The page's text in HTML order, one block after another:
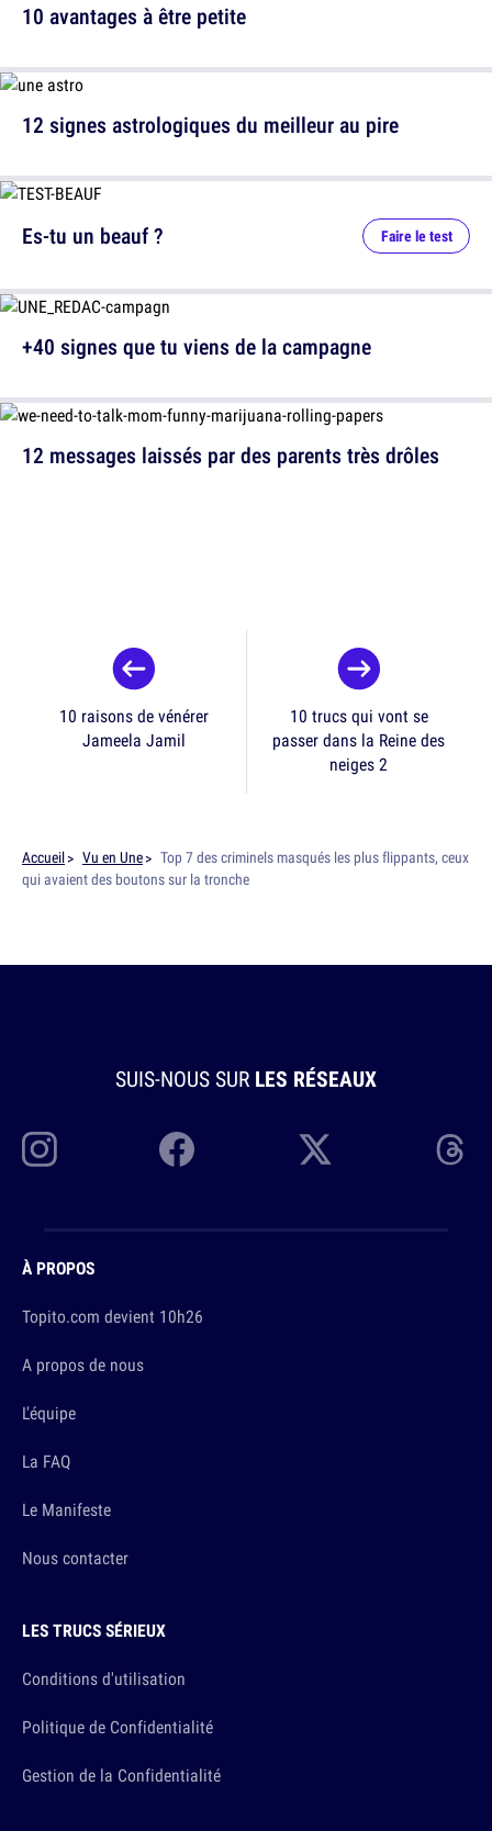
10 avantages à être petite
12 signes astrologiques du meilleur au pire
12 messages laissés par des parents très drôles
Es-tu un beauf ? Faire le test
+40 signes que tu viens de la campagne
10 raisons de vénérer
Jameela Jamil
10 trucs qui vont se
passer dans la Reine des
neiges 2
Accueil Vu en Une
Top 7 des criminels masqués les plus flippants, ceux
qui avaient des boutons sur la tronche
SUIS-NOUS SUR LES RÉSEAUX
À PROPOS
Topito.com devient 10h26
A propos de nous
L'équipe
La FAQ
Le Manifeste
Nous contacter
LES TRUCS SÉRIEUX
Conditions d'utilisation
Politique de Confidentialité
Gestion de la Confidentialité